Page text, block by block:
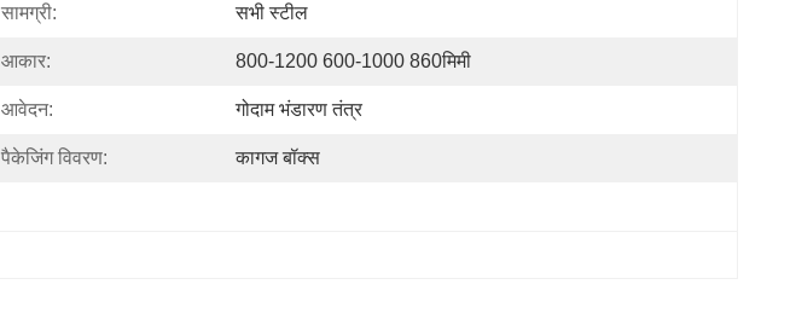
सामग्री: सभी स्टील
आकार: 800-1200 600-1000 860मिमी
आवेदन: गोदाम भंडारण तंत्र
पैकेजिंग विवरण: कागज बॉक्स